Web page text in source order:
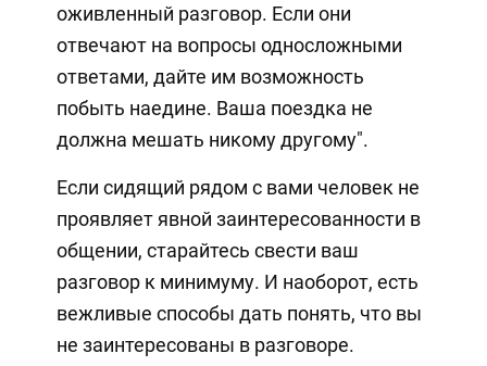
оживленный разговор. Если они
отвечают на вопросы односложными
ответами, дайте им возможность
побыть наедине. Ваша поездка не
должна мешать никому другому".
Если сидящий рядом с вами человек не
проявляет явной заинтересованности в
общении, старайтесь свести ваш
разговор к минимуму. И наоборот, есть
вежливые способы дать понять, что вы
не заинтересованы в разговоре.